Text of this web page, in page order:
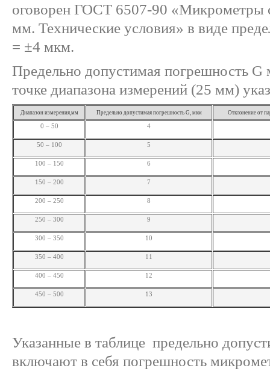
оговорен ГОСТ 6507-90 «Микрометры
мм. Технические условия» в виде
= ±4 мкм.
Предельно допустимая погрешность
точке диапазона измерений (25 мм)
Диапазон измерения,мм Предельно допустимая погрешность G, мкм Отклонение от
0 – 50 4
50 – 100 5
100 – 150 6
150 – 200 7
200 – 250 8
250 – 300 9
300 – 350 10
350 – 400 11
400 – 450 12
450 – 500 13
Указанные в таблице предельно
включают в себя погрешность